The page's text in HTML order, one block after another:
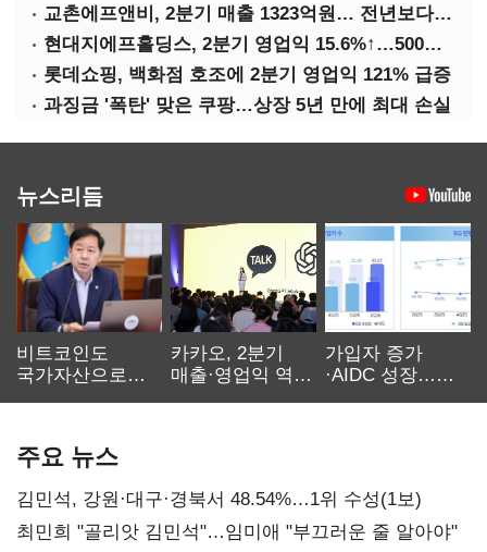
교촌에프앤비, 2분기 매출 1323억원… 전년보다 4.9%↑
현대지에프홀딩스, 2분기 영업익 15.6%↑…500억 규모 자사주 매입
롯데쇼핑, 백화점 호조에 2분기 영업익 121% 급증
과징금 '폭탄' 맞은 쿠팡…상장 5년 만에 최대 손실
뉴스리듬
비트코인도
국가자산으로…'
카카오, 2분기
매출·영업익 역대
가입자 증가
·AIDC 성장…
주요 뉴스
김민석, 강원·대구·경북서 48.54%…1위 수성(1보)
최민희 "골리앗 김민석"…임미애 "부끄러운 줄 알아야"